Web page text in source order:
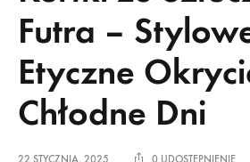
Futra –
Etyczne
Chłodne Dni